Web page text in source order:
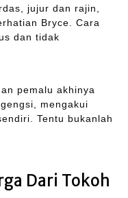
jujur dan rajin,
Bryce. Cara
dan tidak
pemalu akhinya
mengakui
Tentu bukanlah
Dari Tokoh